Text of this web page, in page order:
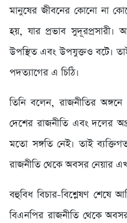
মানুষের জীবনের কোনো না
হয়, যার প্রভাব সুদূরপ্রসারী।
উপস্থিত এবং উপযুক্তও বটে।
পদত্যাগের এ চিঠি।
তিনি বলেন, রাজনীতির অঙ্গনে
দেশের রাজনীতি এবং দলের
মতো সঙ্গতি নেই। তাই
রাজনীতি থেকে অবসর নেয়ার
বহুবিধ বিচার-বিশ্লেষণ শেষে
বিএনপির রাজনীতি থেকে অবসর